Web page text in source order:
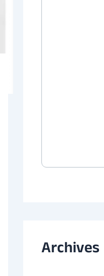
Archives